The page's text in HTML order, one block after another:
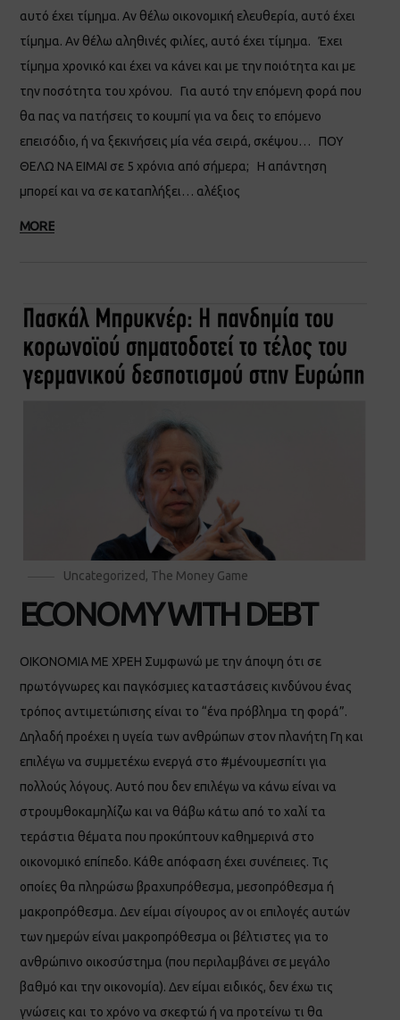
αυτό έχει τίμημα. Αν θέλω οικονομική ελευθερία, αυτό έχει
τίμημα. Αν θέλω αληθινές φιλίες, αυτό έχει τίμημα. Έχει
τίμημα χρονικό και έχει να κάνει και με την ποιότητα και με
την ποσότητα του χρόνου. Για αυτό την επόμενη φορά που
θα πας να πατήσεις το κουμπί για να δεις το επόμενο
επεισόδιο, ή να ξεκινήσεις μία νέα σειρά, σκέψου… ΠΟΥ
ΘΕΛΩ ΝΑ ΕΙΜΑΙ σε 5 χρόνια από σήμερα; Η απάντηση
μπορεί και να σε καταπλήξει… αλέξιος
MORE
Uncategorized , The Money Game
ECONOMY WITH DEBT
ΟΙΚΟΝΟΜΙΑ ΜΕ ΧΡΕΗ Συμφωνώ με την άποψη ότι σε
πρωτόγνωρες και παγκόσμιες καταστάσεις κινδύνου ένας
τρόπος αντιμετώπισης είναι το “ένα πρόβλημα τη φορά”.
Δηλαδή προέχει η υγεία των ανθρώπων στον πλανήτη Γη και
επιλέγω να συμμετέχω ενεργά στο #μένουμεσπίτι για
πολλούς λόγους. Αυτό που δεν επιλέγω να κάνω είναι να
στρουμθοκαμηλίζω και να θάβω κάτω από το χαλί τα
τεράστια θέματα που προκύπτουν καθημερινά στο
οικονομικό επίπεδο. Κάθε απόφαση έχει συνέπειες. Τις
οποίες θα πληρώσω βραχυπρόθεσμα, μεσοπρόθεσμα ή
μακροπρόθεσμα. Δεν είμαι σίγουρος αν οι επιλογές αυτών
των ημερών είναι μακροπρόθεσμα οι βέλτιστες για το
ανθρώπινο οικοσύστημα (που περιλαμβάνει σε μεγάλο
βαθμό και την οικονομία). Δεν είμαι ειδικός, δεν έχω τις
γνώσεις και το χρόνο να σκεφτώ ή να προτείνω τι θα